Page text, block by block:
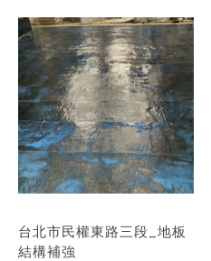
台北市民權東路三段_地板
結構補強